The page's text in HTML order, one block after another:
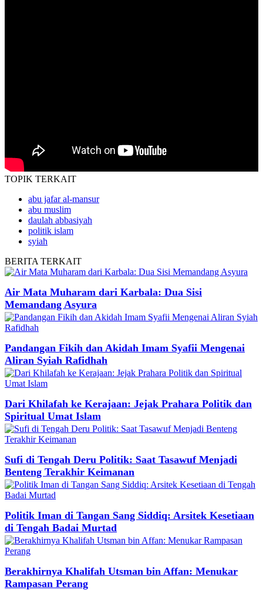
TOPIK TERKAIT
abu jafar al-mansur
abu muslim
daulah abbasiyah
politik islam
syiah
BERITA TERKAIT
Air Mata Muharam dari Karbala: Dua Sisi
Memandang Asyura
Pandangan Fikih dan Akidah Imam Syafii Mengenai
Aliran Syiah Rafidhah
Dari Khilafah ke Kerajaan: Jejak Prahara Politik dan
Spiritual Umat Islam
Sufi di Tengah Deru Politik: Saat Tasawuf Menjadi
Benteng Terakhir Keimanan
Politik Iman di Tangan Sang Siddiq: Arsitek Kesetiaan
di Tengah Badai Murtad
Berakhirnya Khalifah Utsman bin Affan: Menukar
Rampasan Perang